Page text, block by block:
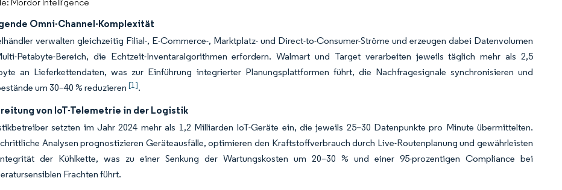
Omni-Channel-Komplexität
verwalten gleichzeitig Filial-, E-Commerce-, Marktplatz- und Direct-to-Consumer-Ströme und erzeugen dabei Datenvolumen
Petabyte-Bereich, die Echtzeit-Inventaralgorithmen erfordern. Walmart und Target verarbeiten jeweils täglich mehr als 2,5
an Lieferkettendaten, was zur Einführung integrierter Planungsplattformen führt, die Nachfragesignale synchronisieren und
um 30–40 % reduzieren[1].
von IoT-Telemetrie in der Logistik
setzten im Jahr 2024 mehr als 1,2 Milliarden IoT-Geräte ein, die jeweils 25–30 Datenpunkte pro Minute übermittelten.
Analysen prognostizieren Geräteausfälle, optimieren den Kraftstoffverbrauch durch Live-Routenplanung und gewährleisten
der Kühlkette, was zu einer Senkung der Wartungskosten um 20–30 % und einer 95-prozentigen Compliance bei
Frachten führt.